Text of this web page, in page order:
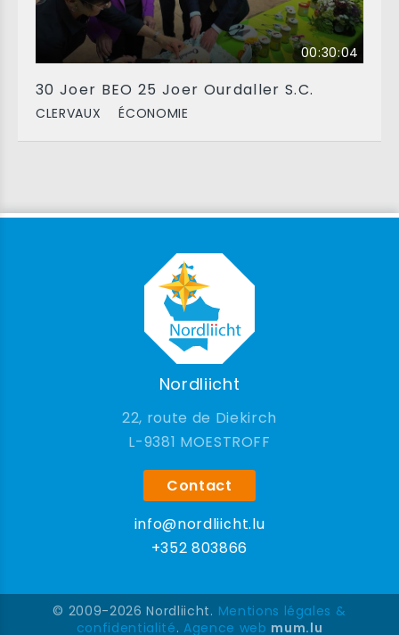
00:30:04
30 Joer BEO 25 Joer Ourdaller S.C.
CLERVAUX ÉCONOMIE
Nordliicht
22, route de Diekirch
9381 MOESTROFF
Contact
info@nordliicht.lu
+352 803866
© 2009-2026 Nordliicht. Mentions légales &
confidentialité. Agence web mum.lu